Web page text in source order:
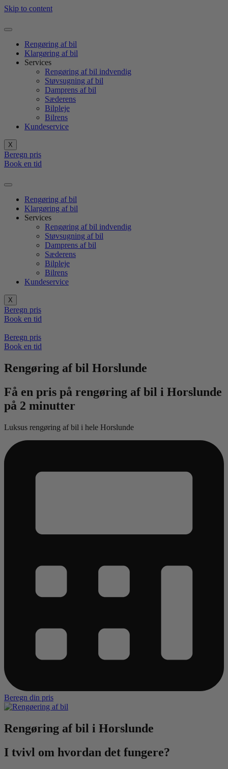
Skip to content
Rengøring af bil
Klargøring af bil
Services
Rengøring af bil indvendig
Støvsugning af bil
Damprens af bil
Sæderens
Bilpleje
Bilrens
Kundeservice
X
Beregn pris
Book en tid
Rengøring af bil
Klargøring af bil
Services
Rengøring af bil indvendig
Støvsugning af bil
Damprens af bil
Sæderens
Bilpleje
Bilrens
Kundeservice
X
Beregn pris
Book en tid
Beregn pris
Book en tid
Rengøring af bil Horslunde
Få en pris på rengøring af bil i Horslunde
på 2 minutter
Luksus rengøring af bil i hele Horslunde
Beregn din pris
Rengøring af bil i Horslunde
I tvivl om hvordan det fungere?